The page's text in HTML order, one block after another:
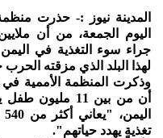
المدينة نيوز :- حذرت
اليوم الجمعة، من أن
جراء سوء التغذية في
لهذا البلد الذي مزقته
وذكرت المنظمة الأممية في
أن من بين 11
تغذيةٍ يهدد حياتهم".